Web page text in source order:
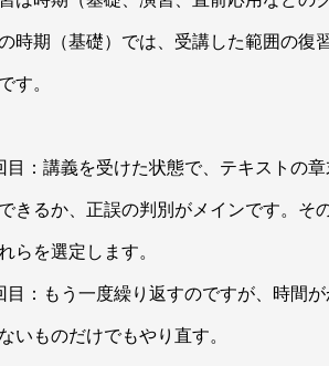
時期（基礎）では、受講した範囲の復
す。
目：講義を受けた状態で、テキストの
きるか、正誤の判別がメインです。そ
らを選定します。
目：もう一度繰り返すのですが、時間
いものだけでもやり直す。